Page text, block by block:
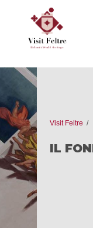
Visit Feltre
IL